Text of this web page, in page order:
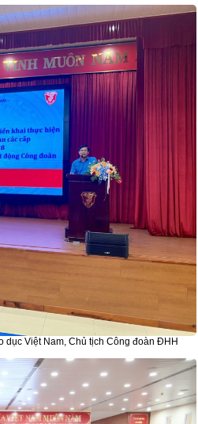
dục Việt Nam, Chủ tịch Công đoàn ĐHH